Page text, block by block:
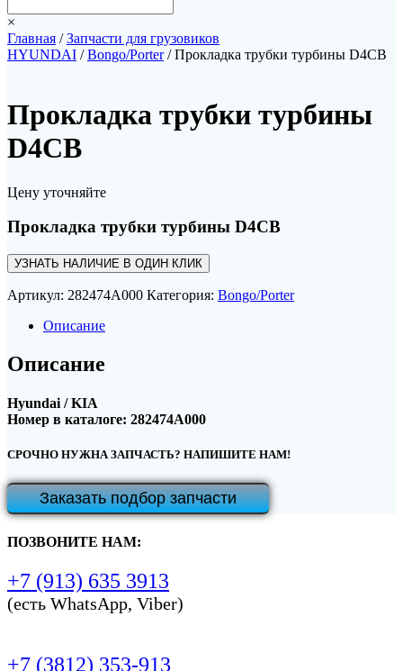
×
Главная /Запчасти для грузовиков
HYUNDAI /Bongo/Porter/ Прокладка трубки турбины D4CB
Прокладка трубки турбины
D4CB
Цену уточняйте
Прокладка трубки турбины D4CB
УЗНАТЬ НАЛИЧИЕ В ОДИН КЛИК
Артикул: 282474A000 Категория: Bongo/Porter
Описание
Описание
Hyundai / KIA
Номер в каталоге: 282474A000
СРОЧНО НУЖНА ЗАПЧАСТЬ? НАПИШИТЕ НАМ!
Заказать подбор запчасти
ПОЗВОНИТЕ НАМ:
+7 (913) 635 3913
(есть WhatsApp, Viber)
+7 (3812) 353-913